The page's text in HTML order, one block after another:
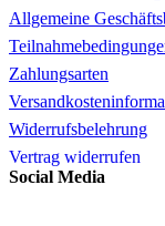
Allgemeine
Zahlungsarten
Widerrufsbelehrung
Vertrag widerrufen
Social Media